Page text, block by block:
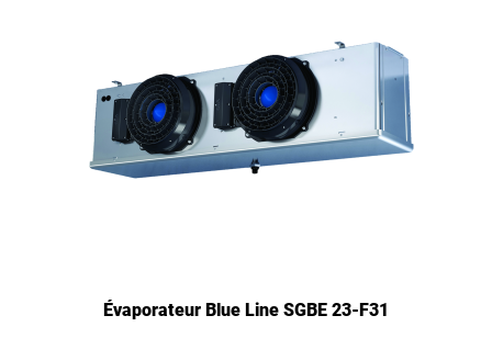
Évaporateur Blue Line SGBE 23-F31